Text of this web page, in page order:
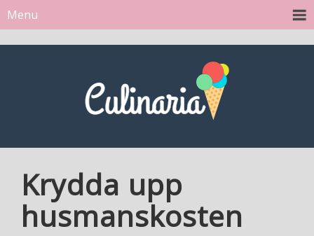
Menu
Krydda upp
husmanskosten